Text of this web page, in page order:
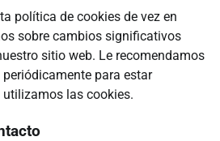
política de cookies de vez en
sobre cambios significativos
sitio web. Le recomendamos
para estar
las cookies.